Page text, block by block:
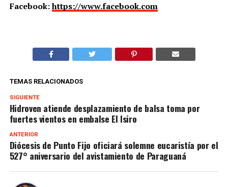
Facebook:https://www.facebook.com
TEMAS RELACIONADOS
SIGUIENTE
Hidroven atiende desplazamiento de balsa toma por
fuertes vientos en embalse El Isiro
ANTERIOR
Diócesis de Punto Fijo oficiará solemne eucaristía por el
527° aniversario del avistamiento de Paraguaná